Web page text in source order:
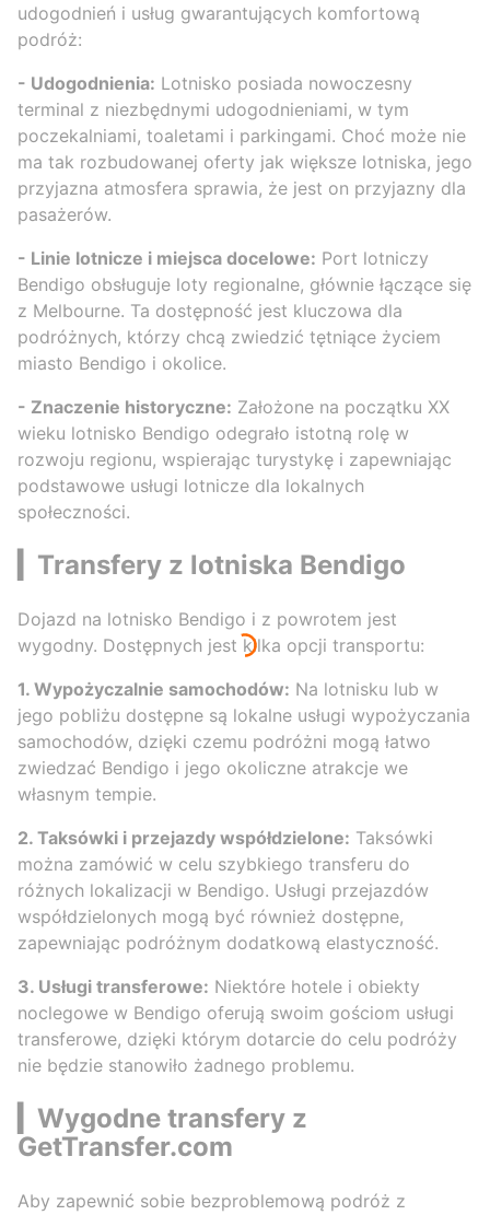
udogodnień i usług gwarantujących komfortową
podróż:
- Udogodnienia: Lotnisko posiada nowoczesny
terminal z niezbędnymi udogodnieniami, w tym
poczekalniami, toaletami i parkingami. Choć może nie
ma tak rozbudowanej oferty jak większe lotniska, jego
przyjazna atmosfera sprawia, że jest on przyjazny dla
pasażerów.
- Linie lotnicze i miejsca docelowe: Port lotniczy
Bendigo obsługuje loty regionalne, głównie łączące się
z Melbourne. Ta dostępność jest kluczowa dla
podróżnych, którzy chcą zwiedzić tętniące życiem
miasto Bendigo i okolice.
- Znaczenie historyczne: Założone na początku XX
wieku lotnisko Bendigo odegrało istotną rolę w
rozwoju regionu, wspierając turystykę i zapewniając
podstawowe usługi lotnicze dla lokalnych
społeczności.
▎Transfery z lotniska Bendigo
Dojazd na lotnisko Bendigo i z powrotem jest
wygodny. Dostępnych jest kilka opcji transportu:
1. Wypożyczalnie samochodów: Na lotnisku lub w
jego pobliżu dostępne są lokalne usługi wypożyczania
samochodów, dzięki czemu podróżni mogą łatwo
zwiedzać Bendigo i jego okoliczne atrakcje we
własnym tempie.
2. Taksówki i przejazdy współdzielone: Taksówki
można zamówić w celu szybkiego transferu do
różnych lokalizacji w Bendigo. Usługi przejazdów
współdzielonych mogą być również dostępne,
zapewniając podróżnym dodatkową elastyczność.
3. Usługi transferowe: Niektóre hotele i obiekty
noclegowe w Bendigo oferują swoim gościom usługi
transferowe, dzięki którym dotarcie do celu podróży
nie będzie stanowiło żadnego problemu.
▎Wygodne transfery z
GetTransfer.com
Aby zapewnić sobie bezproblemową podróż z